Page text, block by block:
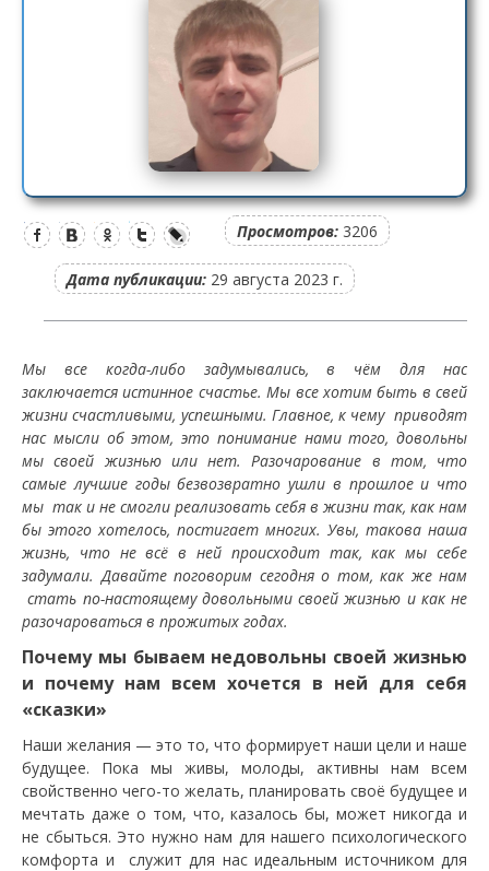
Просмотров: 3206
Дата публикации: 29 августа 2023 г.
Мы все когда-либо задумывались, в чём для нас
заключается истинное счастье. Мы все хотим быть в свей
жизни счастливыми, успешными. Главное, к чему приводят
нас мысли об этом, это понимание нами того, довольны
мы своей жизнью или нет. Разочарование в том, что
самые лучшие годы безвозвратно ушли в прошлое и что
мы так и не смогли реализовать себя в жизни так, как нам
бы этого хотелось, постигает многих. Увы, такова наша
жизнь, что не всё в ней происходит так, как мы себе
задумали. Давайте поговорим сегодня о том, как же нам
стать по-настоящему довольными своей жизнью и как не
разочароваться в прожитых годах.
Почему мы бываем недовольны своей жизнью
и почему нам всем хочется в ней для себя
«сказки»
Наши желания — это то, что формирует наши цели и наше
будущее. Пока мы живы, молоды, активны нам всем
свойственно чего-то желать, планировать своё будущее и
мечтать даже о том, что, казалось бы, может никогда и
не сбыться. Это нужно нам для нашего психологического
комфорта и служит для нас идеальным источником для